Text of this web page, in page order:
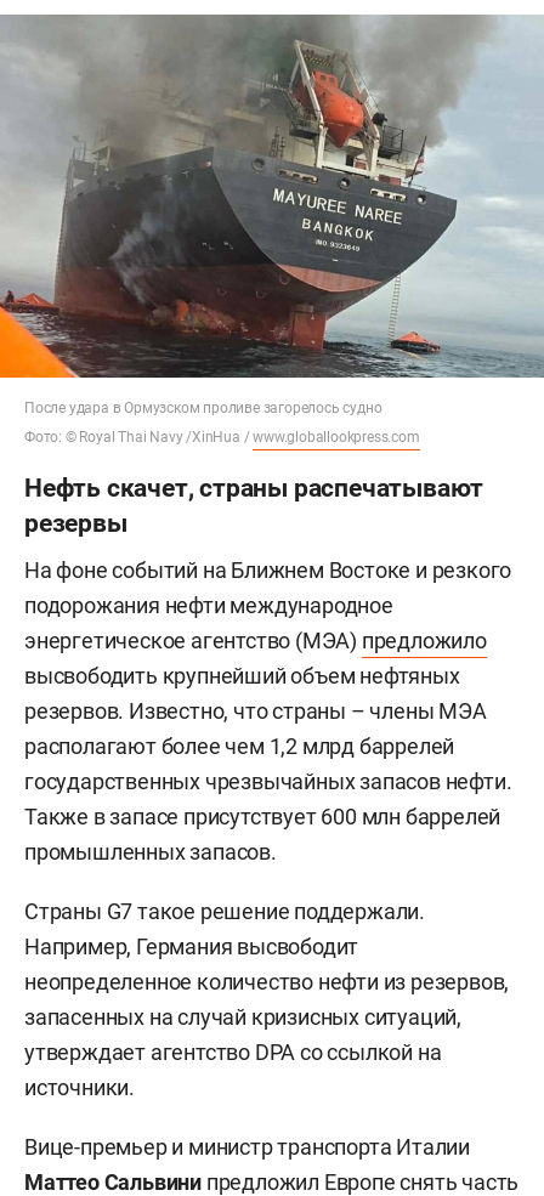
После удара в Ормузском проливе загорелось судно
Фото: © Royal Thai Navy /XinHua /www.globallookpress.com
Нефть скачет, страны распечатывают
резервы
На фоне событий на Ближнем Востоке и резкого
подорожания нефти международное
энергетическое агентство (МЭА) предложило
высвободить крупнейший объем нефтяных
резервов. Известно, что страны – члены МЭА
располагают более чем 1,2 млрд баррелей
государственных чрезвычайных запасов нефти.
Также в запасе присутствует 600 млн баррелей
промышленных запасов.
Страны G7 такое решение поддержали.
Например, Германия высвободит
неопределенное количество нефти из резервов,
запасенных на случай кризисных ситуаций,
утверждает агентство DPA со ссылкой на
источники.
Вице-премьер и министр транспорта Италии
Маттео Сальвини предложил Европе снять часть